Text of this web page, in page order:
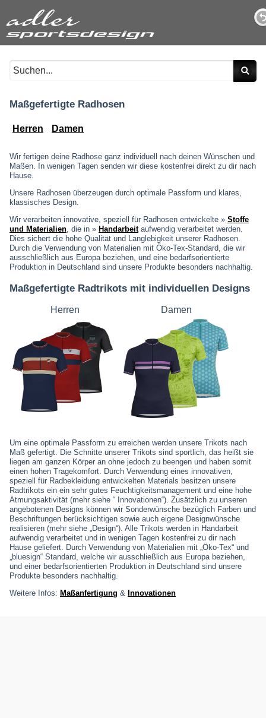
Maßgefertigte Radhosen
Herren Damen
Wir fertigen deine Radhose ganz individuell nach deinen Wünschen und
Maßen. In wenigen Tagen senden wir diese kostenfrei direkt zu dir nach
Hause.
Unsere Radhosen überzeugen durch optimale Passform und klares,
klassisches Design.
Wir verarbeiten innovative, speziell für Radhosen entwickelte » Stoffe
und Materialien, die in » Handarbeitaufwendig verarbeitet werden.
Dies sichert die hohe Qualität und Langlebigkeit unserer Radhosen.
Durch die Verwendung von Materialien mit Öko-Tex-Standard, die wir
ausschließlich aus Europa beziehen, und eine bedarfsorientierte
Produktion in Deutschland sind unsere Produkte besonders nachhaltig.
Maßgefertigte Radtrikots mit individuellen Designs
Herren Damen
Um eine optimale Passform zu erreichen werden unsere Trikots nach
Maß gefertigt. Die Schnitte unserer Trikots sind sportlich, das heißt sie
liegen am ganzen Körper an ohne jedoch zu beengen und haben somit
einen hohen Tragekomfort. Durch Verwendung eines innovativen,
speziell für Radbekleidung entwickelten Materials besitzen unsere
Radtrikots ein ein sehr gutes Feuchtigkeitsmanagement und eine hohe
Atmungsaktivität (mehr siehe “ Innovationen“). Zusätzlich zu unseren
angebotenen Designs können wir Sonderwünsche bezüglich Farben und
Beschriftungen berücksichtigen sowie auch eigene Designwünsche
realisieren (mehr siehe „Design“). Alle Trikots werden in Handarbeit
aufwendig verarbeitet und in wenigen Tagen kostenfrei zu dir nach
Hause geliefert. Durch Verwendung von Materialien mit „Öko-Tex“ und
„bluesign“ Standard, welche wir ausschließlich aus Europa beziehen,
und einer bedarfsorientierten Produktion in Deutschland sind unsere
Produkte besonders nachhaltig.
Weitere Infos: Maßanfertigung & Innovationen